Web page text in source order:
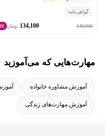
گواهی‌نامه
149,000
134,100 تومان
مهارت‌هایی که می‌آموزید
آموزش مشاوره خانواده
آموزش مهارت‌های زندگی